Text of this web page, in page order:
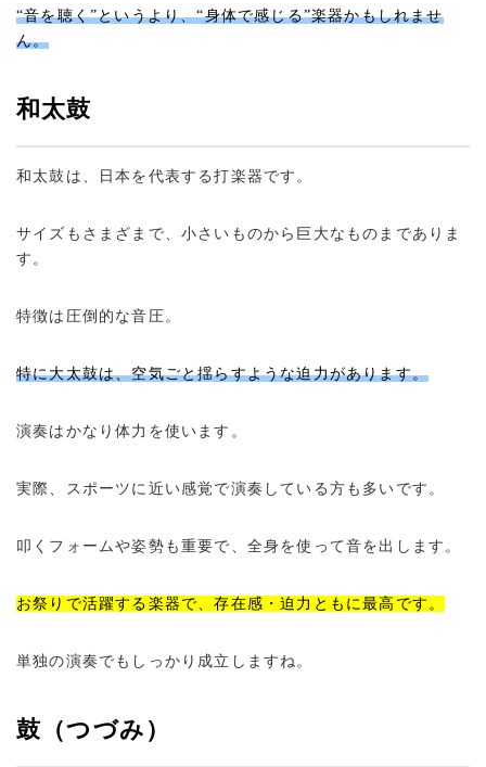
“音を聴く”というより、“身体で感じる”楽器かもしれませ
ん。
和太鼓
和太鼓は、日本を代表する打楽器です。
サイズもさまざまで、小さいものから巨大なものまでありま
す。
特徴は圧倒的な音圧。
特に大太鼓は、空気ごと揺らすような迫力があります。
演奏はかなり体力を使います。
実際、スポーツに近い感覚で演奏している方も多いです。
叩くフォームや姿勢も重要で、全身を使って音を出します。
お祭りで活躍する楽器で、存在感・迫力ともに最高です。
単独の演奏でもしっかり成立しますね。
鼓（つづみ）